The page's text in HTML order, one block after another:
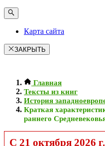
Карта сайта
ЗАКРЫТЬ
Главная
Тексты из книг
История
Краткая
раннего
С 21 октября 2026